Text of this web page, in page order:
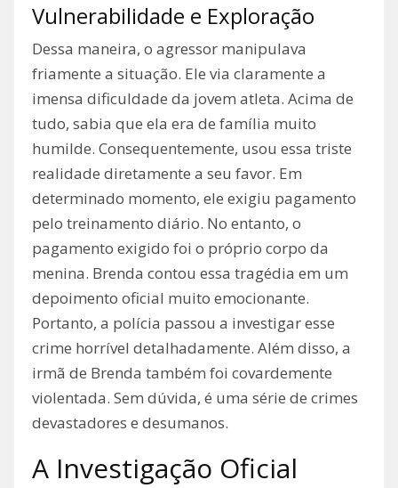
Vulnerabilidade e Exploração
Dessa maneira, o agressor manipulava
friamente a situação. Ele via claramente a
imensa dificuldade da jovem atleta. Acima de
tudo, sabia que ela era de família muito
humilde. Consequentemente, usou essa triste
realidade diretamente a seu favor. Em
determinado momento, ele exigiu pagamento
pelo treinamento diário. No entanto, o
pagamento exigido foi o próprio corpo da
menina. Brenda contou essa tragédia em um
depoimento oficial muito emocionante.
Portanto, a polícia passou a investigar esse
crime horrível detalhadamente. Além disso, a
irmã de Brenda também foi covardemente
violentada. Sem dúvida, é uma série de crimes
devastadores e desumanos.
A Investigação Oficial